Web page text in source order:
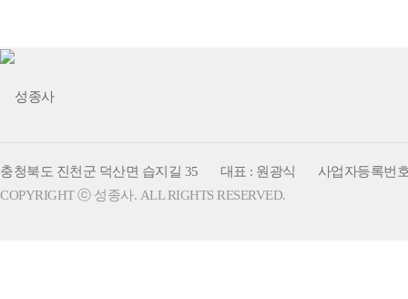
충청북도 진천군 덕산면 습지길 35 대표 : 원광식
사업자등록번
COPYRIGHT ⓒ 성종사. ALL RIGHTS RESERVED.